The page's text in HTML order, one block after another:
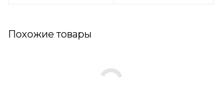
Похожие товары